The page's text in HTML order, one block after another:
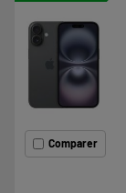
Comparer